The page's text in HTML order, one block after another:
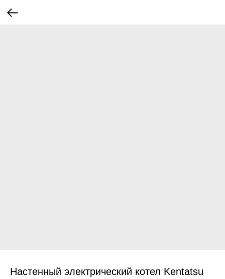
Настенный электрический котел Kentatsu